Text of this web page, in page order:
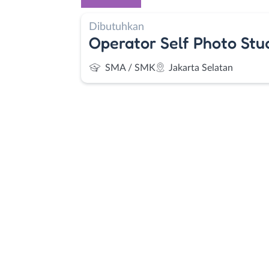
Dibutuhkan
Operator Self Photo
SMA / SMK Jakarta Selatan